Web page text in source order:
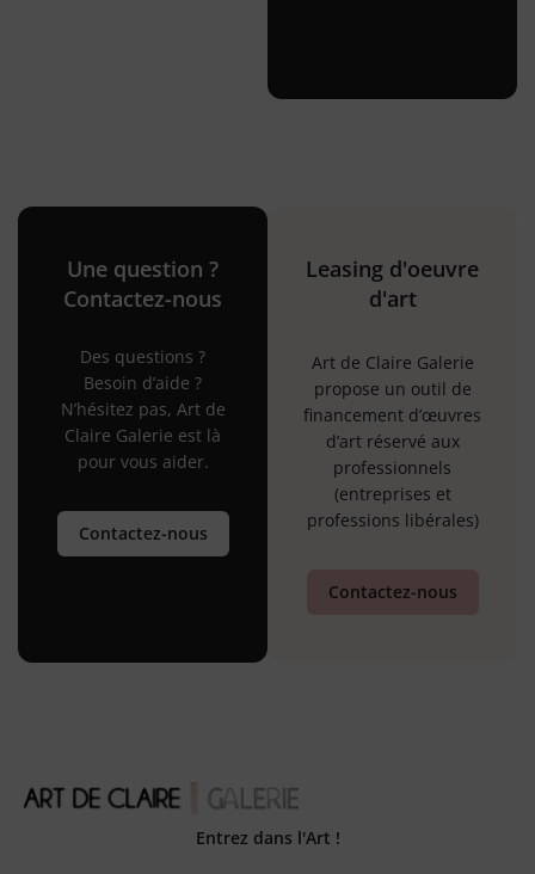
Une question ?
Contactez-nous
Des questions ?
Besoin d’aide ?
N’hésitez pas, Art de
Claire Galerie est là
pour vous aider.
Contactez-nous
Leasing d'oeuvre
d'art
Art de Claire Galerie
propose un outil de
financement d’œuvres
d’art réservé aux
professionnels
(entreprises et
professions libérales)
Contactez-nous
Entrez dans l'Art !